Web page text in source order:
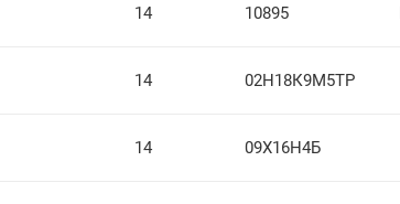
14 10895
14 02Н18К9М5ТР
14 09Х16Н4Б